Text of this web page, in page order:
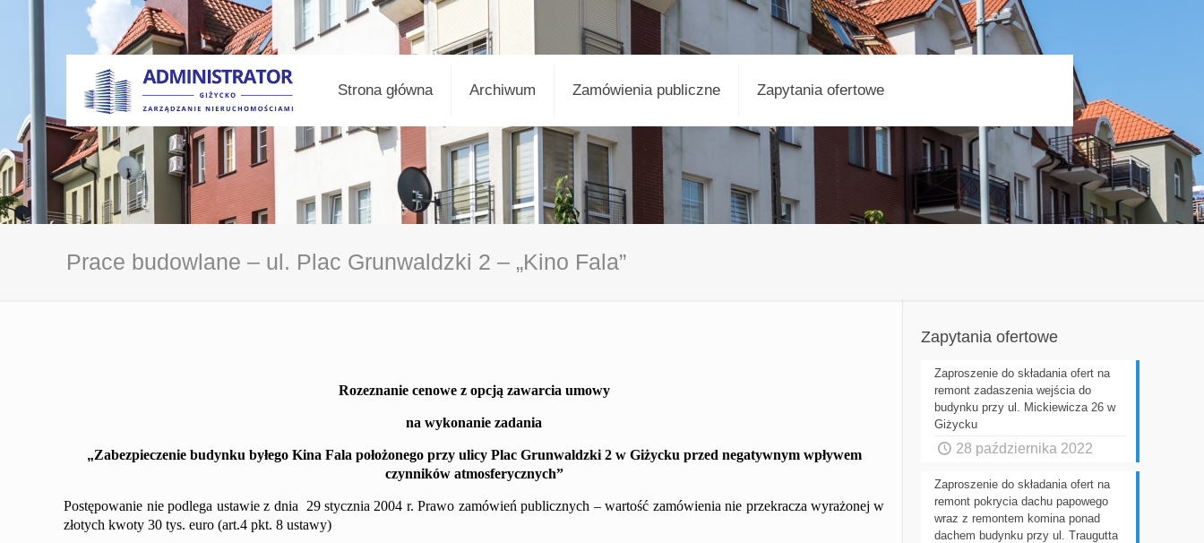
Strona główna Archiwum Zamówienia publiczne Zapytania ofertowe
Prace budowlane – ul. Plac Grunwaldzki 2 – „Kino Fala”
Rozeznanie cenowe z opcją zawarcia umowy
na wykonanie zadania
„Zabezpieczenie budynku byłego Kina Fala położonego przy ulicy Plac Grunwaldzki 2 w Giżycku przed negatywnym wpływem
czynników atmosferycznych”
Postępowanie nie podlega ustawie z dnia 29 stycznia 2004 r. Prawo zamówień publicznych – wartość zamówienia nie przekracza wyrażonej w
złotych kwoty 30 tys. euro (art.4 pkt. 8 ustawy)
Zapytania ofertowe
Zaproszenie do składania ofert na
remont zadaszenia wejścia do
budynku przy ul. Mickiewicza 26 w
Giżycku
28 października 2022
Zaproszenie do składania ofert na
remont pokrycia dachu papowego
wraz z remontem komina ponad
dachem budynku przy ul. Traugutta